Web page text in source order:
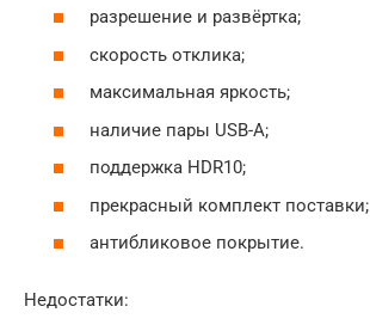
разрешение и развёртка;
скорость отклика;
максимальная яркость;
наличие пары USB-A;
поддержка HDR10;
прекрасный комплект поставки;
антибликовое покрытие.
Недостатки: